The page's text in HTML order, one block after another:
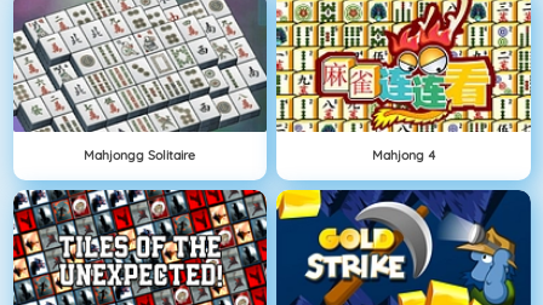
Mahjongg Solitaire Mahjong 4